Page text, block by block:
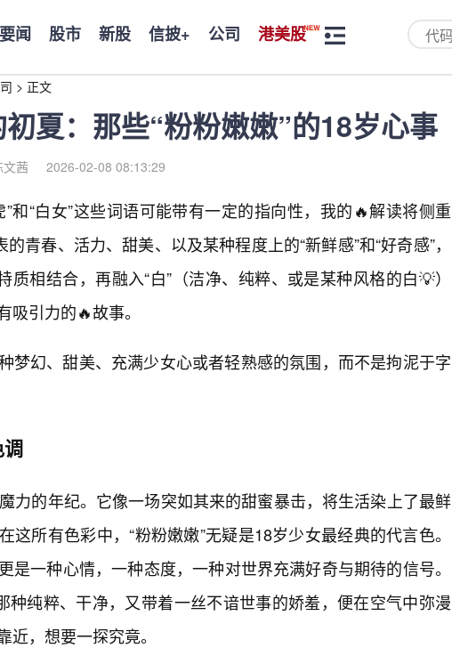
要闻 股市 新股 信披+ 公司 港美股
> 正文
夏：那些“粉粉嫩嫩”的18岁心事
茜 2026-02-08 08:13:29
和“白女”这些词语可能带有一定的指向性，我的🔥解读将侧重
青春、活力、甜美、以及某种程度上的“新鲜感”和“好奇感”，
质相结合，再融入“白”（洁净、纯粹、或是某种风格的白💡）
吸引力的🔥故事。
梦幻、甜美、充满少女心或者轻熟感的氛围，而不是拘泥于字
力的年纪。它像一场突如其来的甜蜜暴击，将生活染上了最鲜
这所有色彩中，“粉粉嫩嫩”无疑是18岁少女最经典的代言色。
是一种心情，一种态度，一种对世界充满好奇与期待的信号。
种纯粹、干净，又带着一丝不谙世事的娇羞，便在空气中弥漫
近，想要一探究竟。